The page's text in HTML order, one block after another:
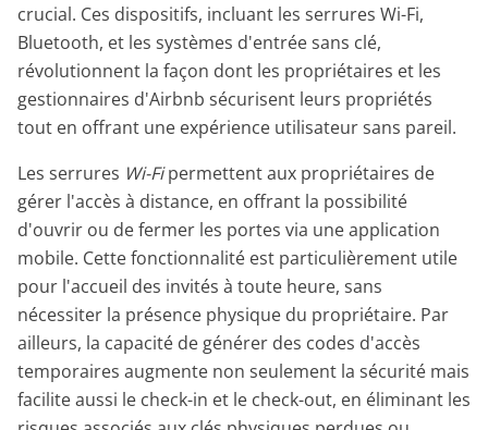
crucial. Ces dispositifs, incluant les serrures Wi-Fi,
Bluetooth, et les systèmes d'entrée sans clé,
révolutionnent la façon dont les propriétaires et les
gestionnaires d'Airbnb sécurisent leurs propriétés
tout en offrant une expérience utilisateur sans pareil.
Les serrures Wi-Fipermettent aux propriétaires de
gérer l'accès à distance, en offrant la possibilité
d'ouvrir ou de fermer les portes via une application
mobile. Cette fonctionnalité est particulièrement utile
pour l'accueil des invités à toute heure, sans
nécessiter la présence physique du propriétaire. Par
ailleurs, la capacité de générer des codes d'accès
temporaires augmente non seulement la sécurité mais
facilite aussi le check-in et le check-out, en éliminant les